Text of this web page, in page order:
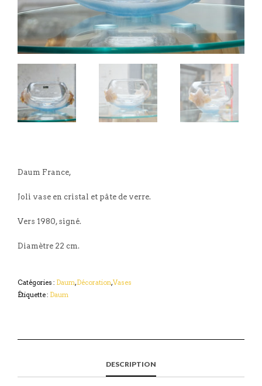
Daum France,
Joli vase en cristal et pâte de verre.
Vers 1980, signé.
Diamètre 22 cm.
Catégories : Daum,Décoration,Vases
Étiquette : Daum
DESCRIPTION